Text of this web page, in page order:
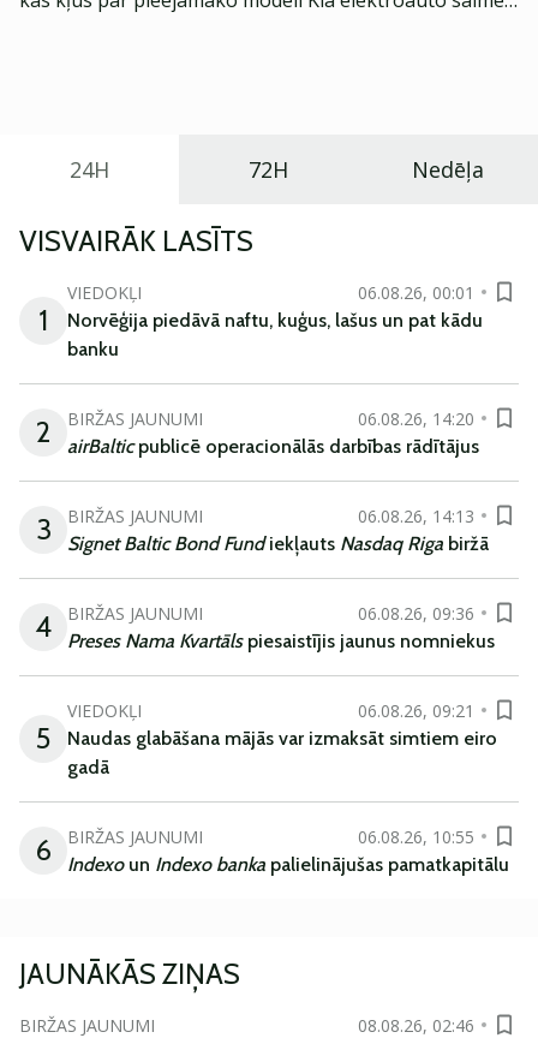
24H 72H Nedēļa
VISVAIRĀK LASĪTS
1
VIEDOKĻI
06.08.26, 00:01
Norvēģija piedāvā naftu, kuģus, lašus un pat kādu
banku
2 BIRŽAS JAUNUMI
06.08.26, 14:20
airBalticpublicē operacionālās darbības rādītājus
3 BIRŽAS JAUNUMI
06.08.26, 14:13
Signet Baltic Bond Fundiekļauts Nasdaq Riga biržā
4 BIRŽAS JAUNUMI
06.08.26, 09:36
Preses Nama Kvartāls piesaistījis jaunus nomniekus
5
VIEDOKĻI
06.08.26, 09:21
Naudas glabāšana mājās var izmaksāt simtiem eiro
gadā
6 BIRŽAS JAUNUMI
06.08.26, 10:55
Indexoun Indexo banka palielinājušas pamatkapitālu
JAUNĀKĀS ZIŅAS
BIRŽAS JAUNUMI
08.08.26, 02:46